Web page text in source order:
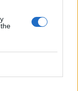
η
ο Γενικός